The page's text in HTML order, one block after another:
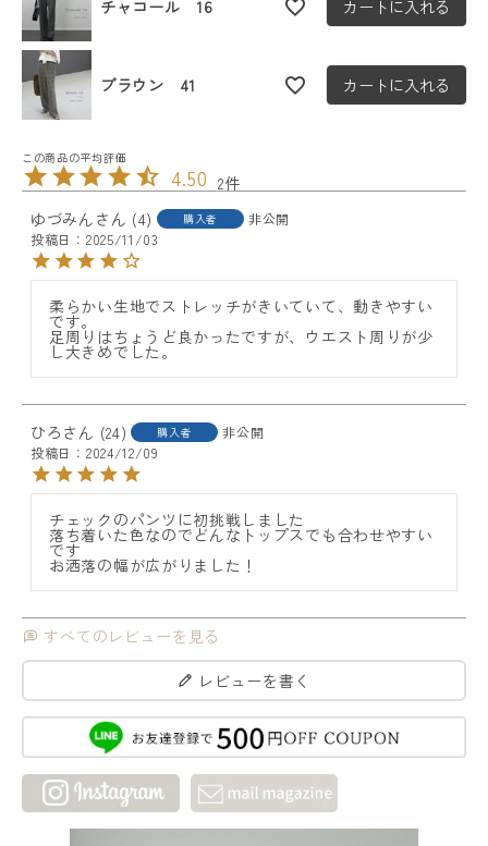
チャコール 16 カートに入れる
ブラウン 41 カートに入れる
4.50 2
ゆづみん
4 購入者
非公開
投稿日
2025/11/03
柔らかい生地でストレッチがきいていて、動きやすい
です。
足周りはちょうど良かったですが、ウエスト周りが少
し大きめでした。
ひろ 24 購入者
非公開
投稿日
2024/12/09
チェックのパンツに初挑戦しました
落ち着いた色なのでどんなトップスでも合わせやすい
です
お洒落の幅が広がりました！
すべてのレビューを見る
レビューを書く